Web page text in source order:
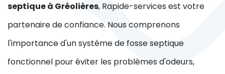
septique à Gréolières, Rapide-services est votre
partenaire de confiance. Nous comprenons
l'importance d'un système de fosse septique
fonctionnel pour éviter les problèmes d'odeurs,